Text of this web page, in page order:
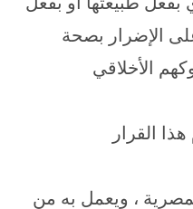
الإضرار بصحة
الأخلاقي
القرار
، ويعمل به من